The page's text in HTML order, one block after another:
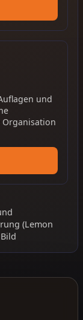
und
Organisation
(Lemon